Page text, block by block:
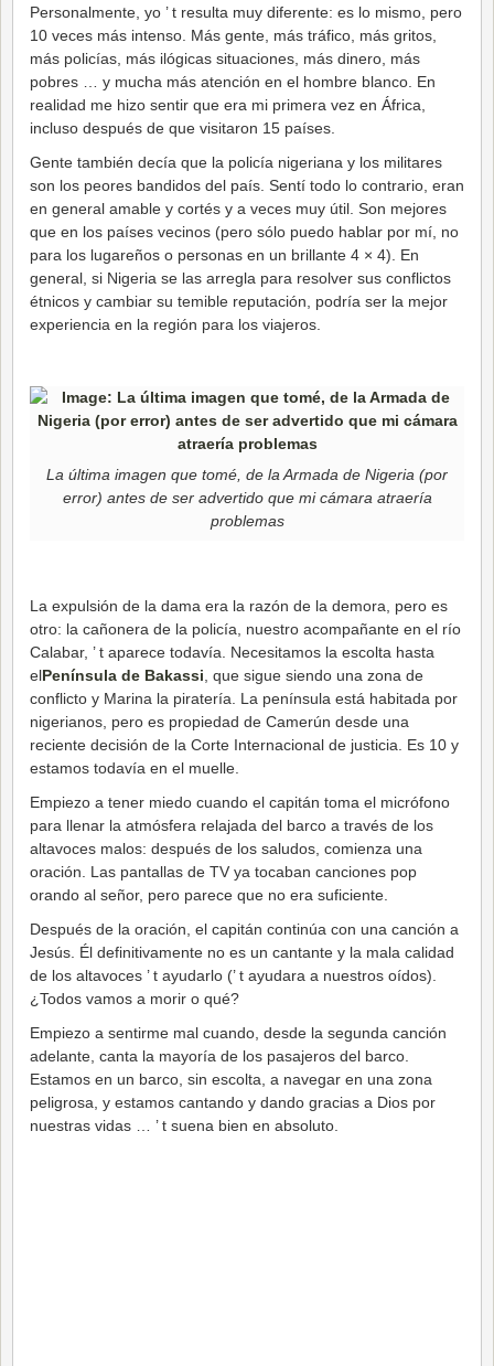
Personalmente, yo ’ t resulta muy diferente: es lo mismo, pero
10 veces más intenso. Más gente, más tráfico, más gritos,
más policías, más ilógicas situaciones, más dinero, más
pobres … y mucha más atención en el hombre blanco. En
realidad me hizo sentir que era mi primera vez en África,
incluso después de que visitaron 15 países.
Gente también decía que la policía nigeriana y los militares
son los peores bandidos del país. Sentí todo lo contrario, eran
en general amable y cortés y a veces muy útil. Son mejores
que en los países vecinos (pero sólo puedo hablar por mí, no
para los lugareños o personas en un brillante 4 × 4). En
general, si Nigeria se las arregla para resolver sus conflictos
étnicos y cambiar su temible reputación, podría ser la mejor
experiencia en la región para los viajeros.
La última imagen que tomé, de la Armada de Nigeria (por
error) antes de ser advertido que mi cámara atraería
problemas
La expulsión de la dama era la razón de la demora, pero es
otro: la cañonera de la policía, nuestro acompañante en el río
Calabar, ’ t aparece todavía. Necesitamos la escolta hasta
elPenínsula de Bakassi , que sigue siendo una zona de
conflicto y Marina la piratería. La península está habitada por
nigerianos, pero es propiedad de Camerún desde una
reciente decisión de la Corte Internacional de justicia. Es 10 y
estamos todavía en el muelle.
Empiezo a tener miedo cuando el capitán toma el micrófono
para llenar la atmósfera relajada del barco a través de los
altavoces malos: después de los saludos, comienza una
oración. Las pantallas de TV ya tocaban canciones pop
orando al señor, pero parece que no era suficiente.
Después de la oración, el capitán continúa con una canción a
Jesús. Él definitivamente no es un cantante y la mala calidad
de los altavoces ’ t ayudarlo (’ t ayudara a nuestros oídos).
¿Todos vamos a morir o qué?
Empiezo a sentirme mal cuando, desde la segunda canción
adelante, canta la mayoría de los pasajeros del barco.
Estamos en un barco, sin escolta, a navegar en una zona
peligrosa, y estamos cantando y dando gracias a Dios por
nuestras vidas … ’ t suena bien en absoluto.